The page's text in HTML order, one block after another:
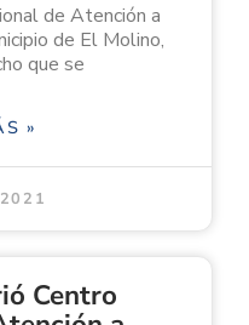
de Atención a
de El Molino,
que se
»
Centro